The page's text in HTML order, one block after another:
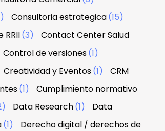
Consultoria estrategica(15)
RRII(3)
Contact Center Salud
Control de versiones(1)
Creatividad y Eventos(1)
CRM
(1)
Cumplimiento normativo
Data Research(1)
Data
(1)
Derecho digital / derechos de